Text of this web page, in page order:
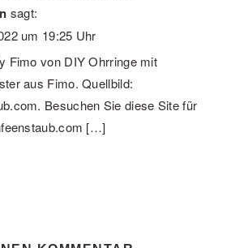
sagt:
um 19:25 Uhr
Fimo von DIY Ohrringe mit
aus Fimo. Quellbild:
Besuchen Sie diese Site für
[…]